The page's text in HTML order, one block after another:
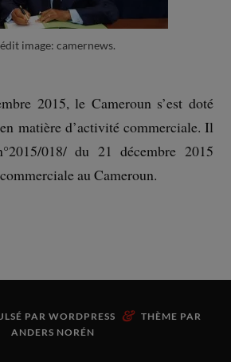
image: camernews.
2015, le Cameroun s’est doté
matière d’activité commerciale. Il
018/ du 21 décembre 2015
au Cameroun.
PAR WORDPRESS & THÈME PAR
ANDERS NORÉN